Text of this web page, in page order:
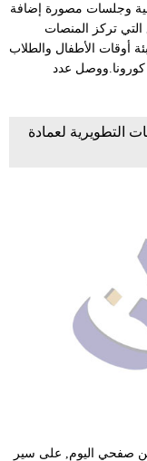
وجلسات مصورة إضافة
تركز المنصات
أوقات الأطفال والطلاب
كورونا.ووصل عدد
التطويرية لعمادة
صفحي اليوم, على سير